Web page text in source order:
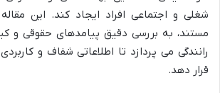
شغلی و اجتماعی افراد ایجاد کند. این
مستند، به بررسی دقیق پیامدهای حقوقی و
رانندگی می پردازد تا اطلاعاتی شفاف و
قرار دهد.